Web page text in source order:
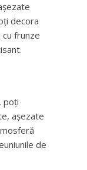
decora
frunze
poți
așezate
de